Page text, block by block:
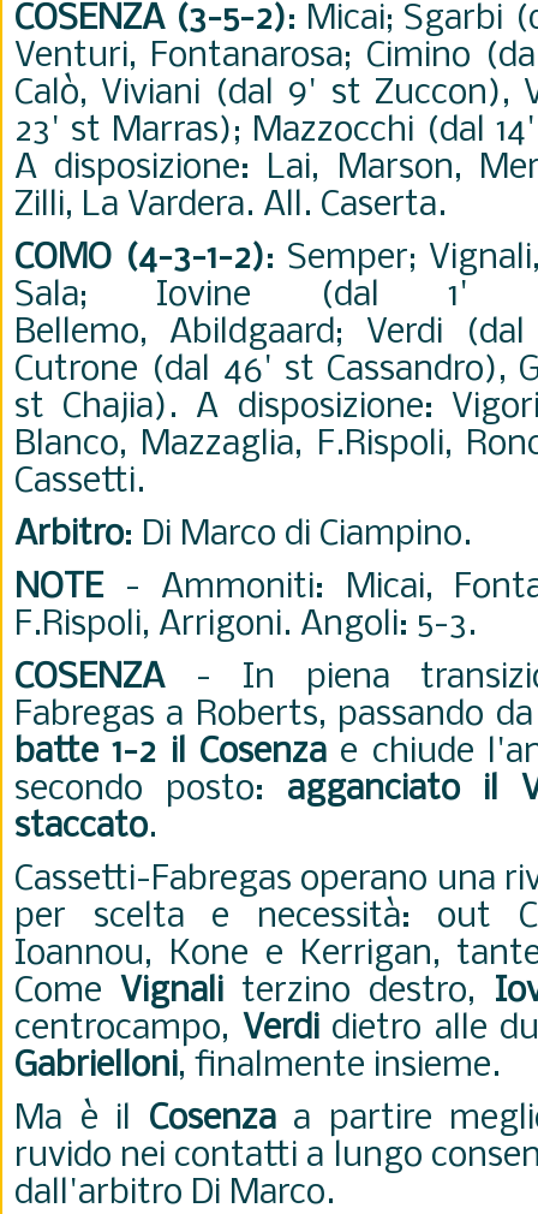
COSENZA (3-5-2): Micai; Sgarbi
Venturi, Fontanarosa; Cimino
Calò, Viviani (dal 9' st Zuccon),
23' st Marras); Mazzocchi (dal
A disposizione: Lai, Marson,
Zilli, La Vardera. All. Caserta.
COMO (4-3-1-2): Semper;
Sala; Iovine (dal 1'
Bellemo, Abildgaard; Verdi
Cutrone (dal 46' st Cassandro),
st Chajia). A disposizione:
Blanco, Mazzaglia, F.Rispoli,
Cassetti.
Arbitro: Di Marco di Ciampino.
NOTE - Ammoniti: Micai,
F.Rispoli, Arrigoni. Angoli: 5-3.
COSENZA- In piena
Fabregas a Roberts, passando
batte 1-2 il Cosenzae chiude
secondo posto: agganciato il
staccato.
Cassetti-Fabregas operano una
per scelta e necessità: out
Ioannou, Kone e Kerrigan,
Come Vignali terzino destro,
centrocampo, Verdidietro alle
Gabrielloni, finalmente insieme.
Ma è il Cosenzaa partire
ruvido nei contatti a lungo
dall'arbitro Di Marco.